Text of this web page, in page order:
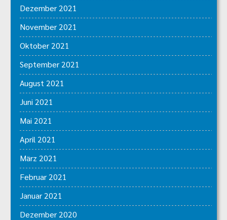
Dezember 2021
November 2021
Oktober 2021
September 2021
August 2021
Juni 2021
Mai 2021
April 2021
März 2021
Februar 2021
Januar 2021
Dezember 2020